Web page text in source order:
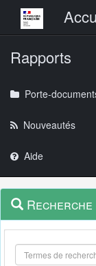
Menu principal
Rapports
Porte-
Nouveautés
Aide
Navigation
outils
Menu
contextuel
Recherche